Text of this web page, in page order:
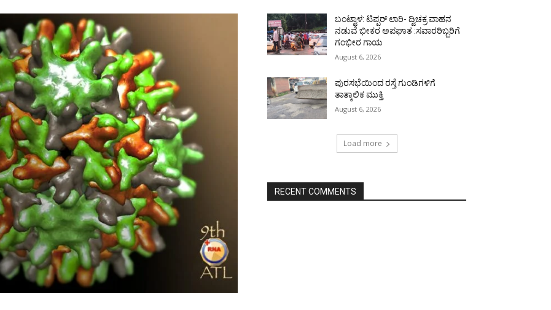
ಬಂಟ್ವಾಳ: ಟಿಪ್ಪರ್ ಲಾರಿ- ದ್ವಿಚಕ್ರ ವಾಹನ
ನಡುವೆ ಭೀಕರ ಅಪಘಾತ :ಸವಾರರಿಬ್ಬರಿಗೆ
ಗಂಭೀರ ಗಾಯ
August 6, 2026
ಪುರಸಭೆಯಿಂದ ರಸ್ತೆ ಗುಂಡಿಗಳಿಗೆ
ತಾತ್ಕಾಲಿಕ ಮುಕ್ತಿ
August 6, 2026
Load more
RECENT COMMENTS